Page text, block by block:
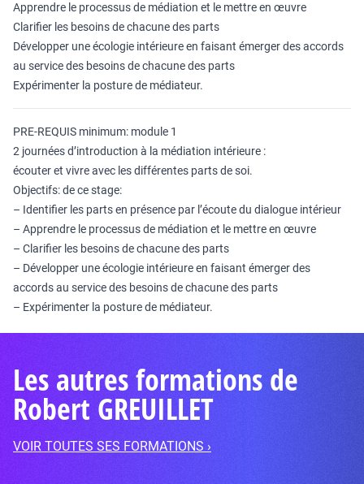
Apprendre le processus de médiation et le mettre en œuvre
Clarifier les besoins de chacune des parts
Développer une écologie intérieure en faisant émerger des accords
au service des besoins de chacune des parts
Expérimenter la posture de médiateur.
PRE-REQUIS minimum: module 1
2 journées d’introduction à la médiation intérieure :
écouter et vivre avec les différentes parts de soi.
Objectifs: de ce stage:
– Identifier les parts en présence par l’écoute du dialogue intérieur
– Apprendre le processus de médiation et le mettre en œuvre
– Clarifier les besoins de chacune des parts
– Développer une écologie intérieure en faisant émerger des
accords au service des besoins de chacune des parts
– Expérimenter la posture de médiateur.
Les autres formations de
Robert GREUILLET
VOIR TOUTES SES FORMATIONS ›